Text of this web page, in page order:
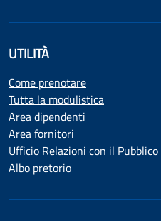
UTILITÀ
Come prenotare
Tutta la modulistica
Area dipendenti
Area fornitori
Ufficio Relazioni con il Pubblico
Albo pretorio